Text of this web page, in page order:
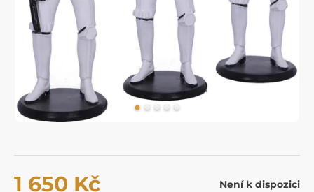
1 650 Kč Není k dispozici